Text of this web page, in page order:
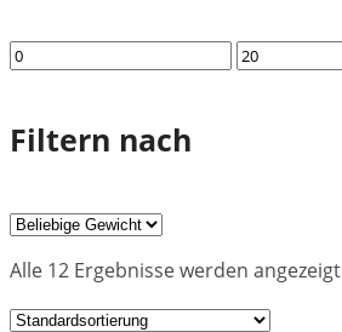
Min.
Preis
Max.
Preis
Filtern nach
Alle 12 Ergebnisse werden angezeigt